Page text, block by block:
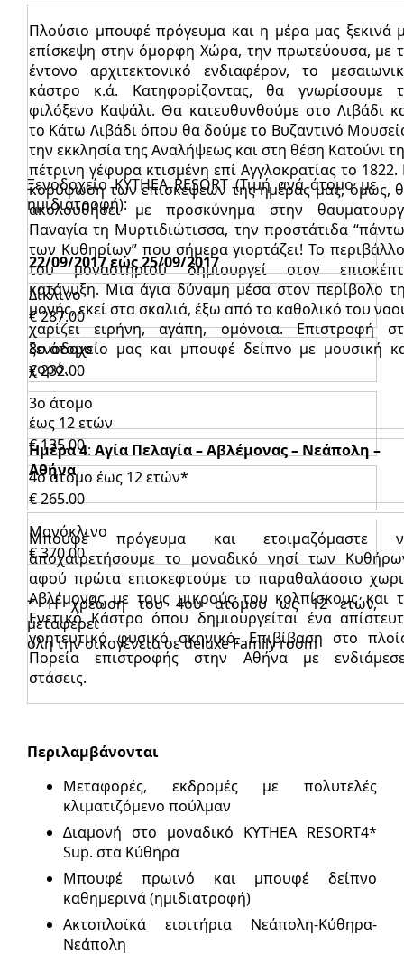
Πλούσιο μπουφέ πρόγευμα και η μέρα μας ξεκινά
επίσκεψη στην όμορφη Χώρα, την πρωτεύουσα, με
έντονο αρχιτεκτονικό ενδιαφέρον, το
κάστρο κ.ά. Κατηφορίζοντας, θα γνωρίσουμε
φιλόξενο Καψάλι. Θα κατευθυνθούμε στο Λιβάδι
το Κάτω Λιβάδι όπου θα δούμε το Βυζαντινό
την εκκλησία της Αναλήψεως και στη θέση Κατούνι
πέτρινη γέφυρα κτισμένη επί Αγγλοκρατίας το
κορύφωση των επισκέψεων της ημέρας μας, όμως,
ακολουθήσει με προσκύνημα στην
Παναγία τη Μυρτιδιώτισσα, την προστάτιδα
των Κυθηρίων” που σήμερα γιορτάζει! Το
του μοναστηριού δημιουργεί στον
κατάνυξη. Μια άγια δύναμη μέσα στον περίβολο
μονής, εκεί στα σκαλιά, έξω από το καθολικό του
χαρίζει ειρήνη, αγάπη, ομόνοια. Επιστροφή
ξενοδοχείο μας και μπουφέ δείπνο με μουσική
χορό.
Ημέρα 4: Αγία Πελαγία – Αβλέμονας – Νεάπολη –
Αθήνα
Μπουφέ πρόγευμα και ετοιμαζόμαστε
αποχαιρετήσουμε το μοναδικό νησί των
αφού πρώτα επισκεφτούμε το παραθαλάσσιο
Αβλέμονας με τους μικρούς του κολπίσκους και
Ενετικό Κάστρο όπου δημιουργείται ένα
γοητευτικό φυσικό σκηνικό. Επιβίβαση στο
Πορεία επιστροφής στην Αθήνα με
στάσεις.
Ξενοδοχείο KYTHEA RESORT (Τιμή ανά άτομο με
ημιδιατροφή):
22/09/2017 εώς 25/09/2017
Δίκλινο
€ 287.00
3ο άτομο
€ 232.00
3ο άτομο
έως 12 ετών
€ 135.00
4ο άτομο έως 12 ετών*
€ 265.00
Μονόκλινο
€ 370.00
* Η χρέωση του 4ου ατόμου ως 12 ετών,
μεταφέρει
όλη την οικογένεια σε deluxe Family room
Περιλαμβάνονται
Μεταφορές, εκδρομές με πολυτελές
κλιματιζόμενο πούλμαν
∆ιαμονή στο μοναδικό KYTHEA RESORT4*
Sup. στα Κύθηρα
Μπουφέ πρωινό και μπουφέ δείπνο
καθημερινά (ημιδιατροφή)
Ακτοπλοϊκά εισιτήρια Νεάπολη-Κύθηρα-
Νεάπολη